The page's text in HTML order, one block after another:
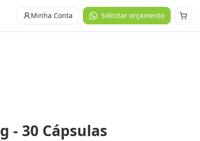
Minha Conta Solicitar orçamento
- 30 Cápsulas